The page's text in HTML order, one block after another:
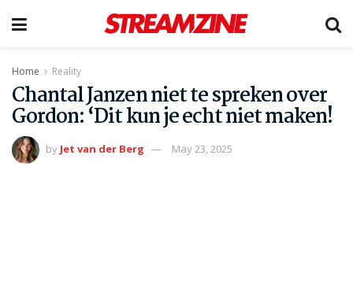
Home Reality
Chantal Janzen niet te spreken over
Gordon: ‘Dit kun je echt niet maken!
by Jet van der Berg May 23, 2025